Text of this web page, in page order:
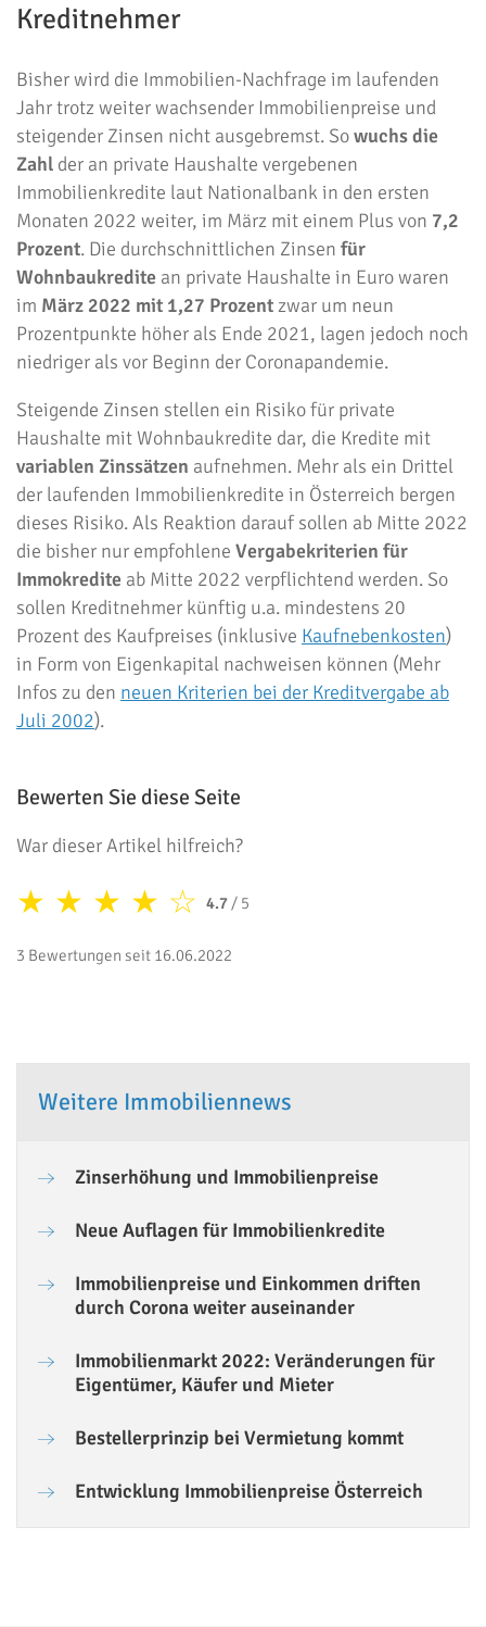
Kreditnehmer
Bisher wird die Immobilien-Nachfrage im laufenden
Jahr trotz weiter wachsender Immobilienpreise und
steigender Zinsen nicht ausgebremst. Sowuchs die
Zahl der an private Haushalte vergebenen
Immobilienkredite laut Nationalbank in den ersten
Monaten 2022 weiter, im März mit einem Plus von 7,2
Prozent. Die durchschnittlichen Zinsen für
Wohnbaukredite an private Haushalte in Euro waren
im März 2022 mit 1,27 Prozentzwar um neun
Prozentpunkte höher als Ende 2021, lagen jedoch noch
niedriger als vor Beginn der Coronapandemie.
Steigende Zinsen stellen ein Risiko für private
Haushalte mit Wohnbaukredite dar, die Kredite mit
variablen Zinssätzen aufnehmen. Mehr als ein Drittel
der laufenden Immobilienkredite in Österreich bergen
dieses Risiko. Als Reaktion darauf sollen ab Mitte 2022
die bisher nur empfohlene Vergabekriterien für
Immokredite ab Mitte 2022 verpflichtend werden. So
sollen Kreditnehmer künftig u.a. mindestens 20
Prozent des Kaufpreises (inklusive Kaufnebenkosten)
in Form von Eigenkapital nachweisen können (Mehr
Infos zu den neuen Kriterien bei der Kreditvergabe ab
Juli 2002).
Bewerten Sie diese Seite
War dieser Artikel hilfreich?
☆
★
★
★
★ 4.7/ 5
3 Bewertungen seit 16.06.2022
Weitere Immobiliennews
Zinserhöhung und Immobilienpreise
Neue Auflagen für Immobilienkredite
Immobilienpreise und Einkommen driften
durch Corona weiter auseinander
Immobilienmarkt 2022: Veränderungen für
Eigentümer, Käufer und Mieter
Bestellerprinzip bei Vermietung kommt
Entwicklung Immobilienpreise Österreich